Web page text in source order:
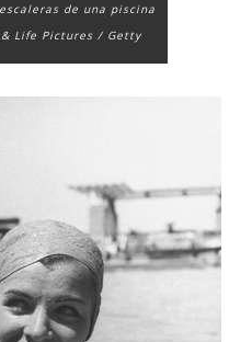
de una piscina
& Life Pictures / Getty